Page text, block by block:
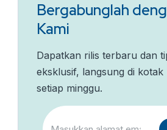
Bergabunglah
Kami
Dapatkan rilis terbaru dan
eksklusif, langsung di kotak
setiap minggu.
C
E